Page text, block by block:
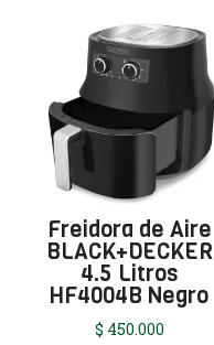
Freidora de Aire
BLACK+DECKER
4.5 Litros
HF4004B Negro
$ 450.000